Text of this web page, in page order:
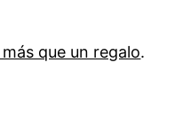
que un regalo.